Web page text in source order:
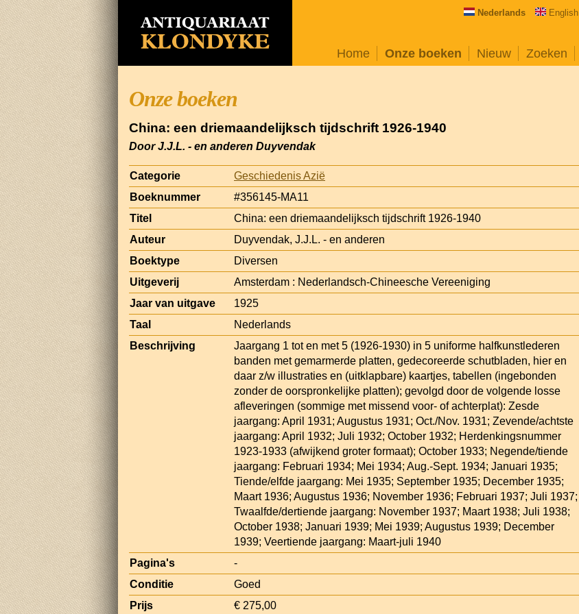
Nederlands English
Home Onze boeken Nieuw Zoeken
Onze boeken
China: een driemaandelijksch tijdschrift 1926-1940
Door J.J.L. - en anderen Duyvendak
Categorie
Geschiedenis Azië
Boeknummer
#356145-MA11
Titel
China: een driemaandelijksch tijdschrift 1926-1940
Auteur
Duyvendak, J.J.L. - en anderen
Boektype
Diversen
Uitgeverij
Amsterdam : Nederlandsch-Chineesche Vereeniging
Jaar van uitgave
1925
Taal
Nederlands
Beschrijving
Jaargang 1 tot en met 5 (1926-1930) in 5 uniforme halfkunstlederen
banden met gemarmerde platten, gedecoreerde schutbladen, hier en
daar z/w illustraties en (uitklapbare) kaartjes, tabellen (ingebonden
zonder de oorspronkelijke platten); gevolgd door de volgende losse
afleveringen (sommige met missend voor- of achterplat): Zesde
jaargang: April 1931; Augustus 1931; Oct./Nov. 1931; Zevende/achtste
jaargang: April 1932; Juli 1932; October 1932; Herdenkingsnummer
1923-1933 (afwijkend groter formaat); October 1933; Negende/tiende
jaargang: Februari 1934; Mei 1934; Aug.-Sept. 1934; Januari 1935;
Tiende/elfde jaargang: Mei 1935; September 1935; December 1935;
Maart 1936; Augustus 1936; November 1936; Februari 1937; Juli 1937;
Twaalfde/dertiende jaargang: November 1937; Maart 1938; Juli 1938;
October 1938; Januari 1939; Mei 1939; Augustus 1939; December
1939; Veertiende jaargang: Maart-juli 1940
Pagina's
-
Conditie
Goed
Prijs
€ 275,00